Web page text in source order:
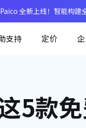
全新上线！智能构建
支持 定价
5款